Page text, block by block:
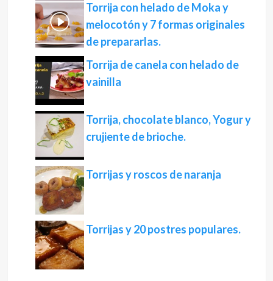
Torrija con helado de Moka y
melocotón y 7 formas originales
de prepararlas.
Torrija de canela con helado de
vainilla
Torrija, chocolate blanco, Yogur y
crujiente de brioche.
Torrijas y roscos de naranja
Torrijas y 20 postres populares.